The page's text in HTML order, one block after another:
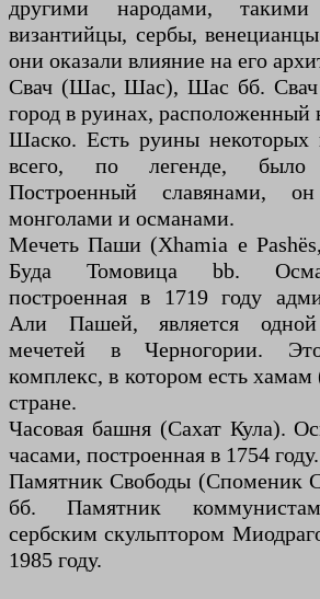
другими народами,
византийцы, сербы,
они оказали влияние на его
Свач (Шас, Шас), Шас бб. Свач
город в руинах, расположенный
Шаско. Есть руины некоторых
всего, по легенде, было
Построенный славянами,
монголами и османами.
Мечеть Паши (Xhamia e
Буда Томовица bb.
построенная в 1719 году
Али Пашей, является
мечетей в Черногории.
комплекс, в котором есть хамам
стране.
Часовая башня (Сахат Кула).
часами, построенная в 1754 году.
Памятник Свободы (Споменик
бб. Памятник
сербским скульптором
1985 году.